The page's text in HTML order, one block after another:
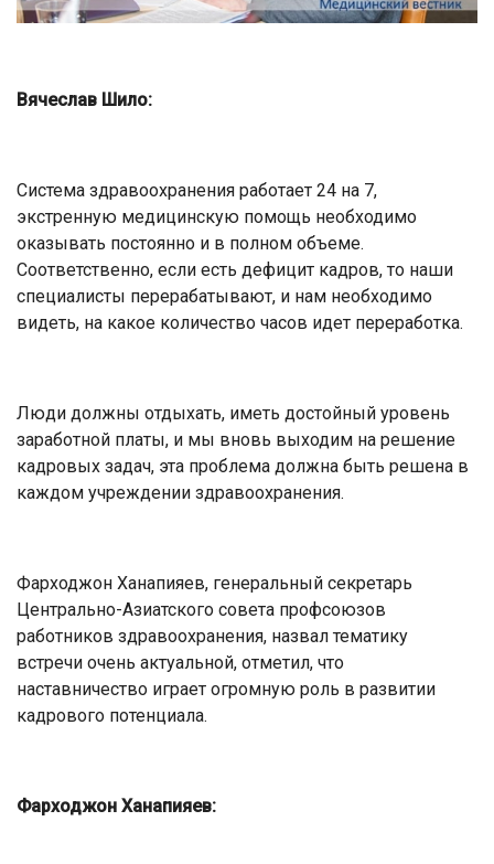
Вячеслав Шило:
Система здравоохранения работает 24 на 7,
экстренную медицинскую помощь необходимо
оказывать постоянно и в полном объеме.
Соответственно, если есть дефицит кадров, то наши
специалисты перерабатывают, и нам необходимо
видеть, на какое количество часов идет переработка.
Люди должны отдыхать, иметь достойный уровень
заработной платы, и мы вновь выходим на решение
кадровых задач, эта проблема должна быть решена в
каждом учреждении здравоохранения.
Фарходжон Ханапияев, генеральный секретарь
Центрально-Азиатского совета профсоюзов
работников здравоохранения, назвал тематику
встречи очень актуальной, отметил, что
наставничество играет огромную роль в развитии
кадрового потенциала.
Фарходжон Ханапияев: